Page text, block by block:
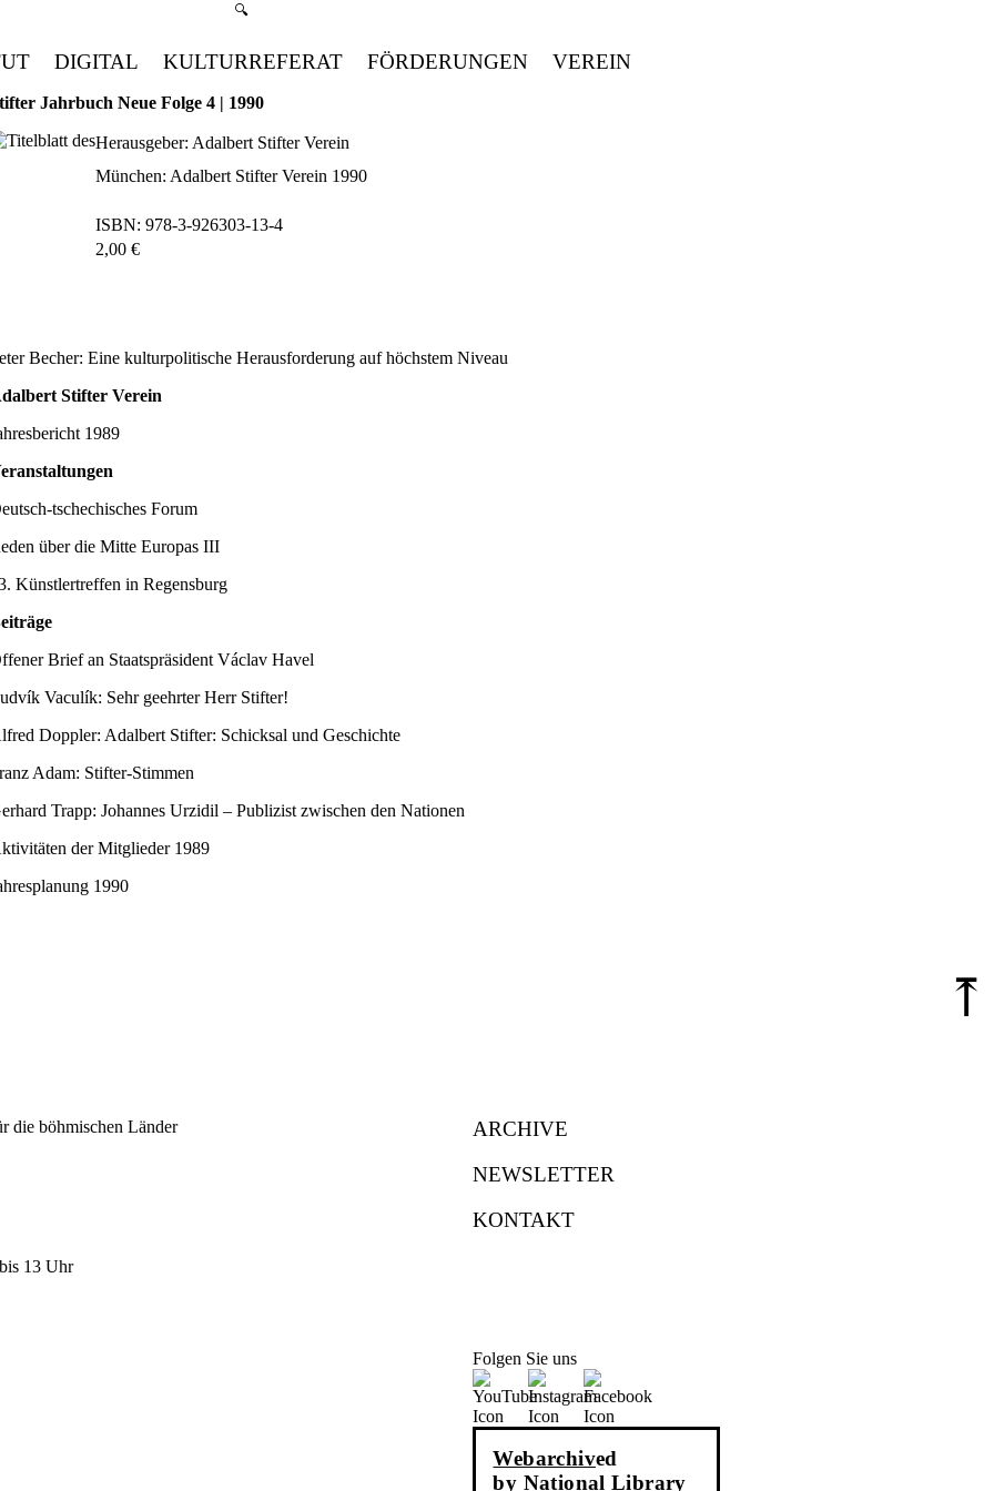
Suchmenü öffnen
🔍
DIGITAL KULTURREFERAT FÖRDERUNGEN VEREIN
Jahrbuch Neue Folge 4 | 1990
Herausgeber: Adalbert Stifter Verein
München: Adalbert Stifter Verein 1990
ISBN: 978-3-926303-13-4
2,00 €
Becher: Eine kulturpolitische Herausforderung auf höchstem Niveau
Stifter Verein
1989
tschechisches Forum
über die Mitte Europas III
Künstlertreffen in Regensburg
Brief an Staatspräsident Václav Havel
Vaculík: Sehr geehrter Herr Stifter!
Doppler: Adalbert Stifter: Schicksal und Geschichte
Adam: Stifter-Stimmen
Trapp: Johannes Urzidil – Publizist zwischen den Nationen
der Mitglieder 1989
1990
⤒
13 Uhr
ARCHIVE
NEWSLETTER
KONTAKT
Folgen Sie uns
Webarchived
by National Library